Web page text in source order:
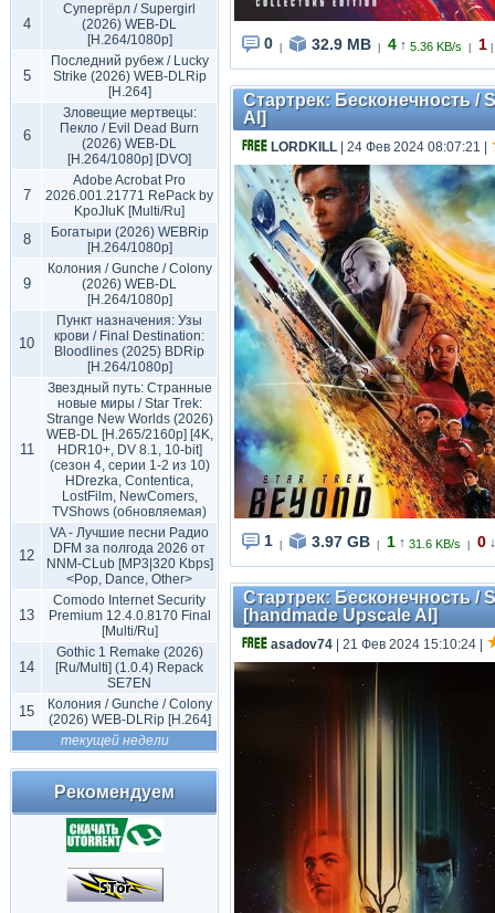
4
Супергёрл / Supergirl
(2026) WEB-DL
[H.264/1080p]
5
Последний рубеж / Lucky
Strike (2026) WEB-DLRip
[H.264]
6
Зловещие мертвецы:
Пекло / Evil Dead Burn
(2026) WEB-DL
[H.264/1080p] [DVO]
7
Adobe Acrobat Pro
2026.001.21771 RePack by
KpoJIuK [Multi/Ru]
8
Богатыри (2026) WEBRip
[H.264/1080p]
9
Колония / Gunche / Colony
(2026) WEB-DL
[H.264/1080p]
10
Пункт назначения: Узы
крови / Final Destination:
Bloodlines (2025) BDRip
[H.264/1080p]
11
Звездный путь: Странные
новые миры / Star Trek:
Strange New Worlds (2026)
WEB-DL [H.265/2160p] [4K,
HDR10+, DV 8.1, 10-bit]
(сезон 4, серии 1-2 из 10)
HDrezka, Contentica,
LostFilm, NewComers,
TVShows (обновляемая)
12
VA - Лучшие песни Радио
DFM за полгода 2026 от
NNM-CLub [MP3|320 Kbps]
<Pop, Dance, Other>
13
Comodo Internet Security
Premium 12.4.0.8170 Final
[Multi/Ru]
14
Gothic 1 Remake (2026)
[Ru/Multi] (1.0.4) Repack
SE7EN
15
Колония / Gunche / Colony
(2026) WEB-DLRip [H.264]
текущей недели
Рекомендуем
0 32.9 MB 4 ↑ 5.36 KB/s 1
Стартрек: Бесконечность /
AI]
LORDKILL | 24 Фев 2024 08:07:21
1 3.97 GB 1 ↑ 31.6 KB/s 0 ↓
Стартрек: Бесконечность /
[handmade Upscale AI]
asadov74 | 21 Фев 2024 15:10:24